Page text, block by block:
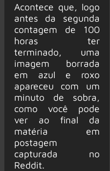
Acontece que, logo
antes da segunda
contagem de 100
horas ter
terminado, uma
imagem borrada
em azul e roxo
apareceu com um
minuto de sobra,
como você pode
ver ao final da
matéria em
postagem
capturada no
Reddit.